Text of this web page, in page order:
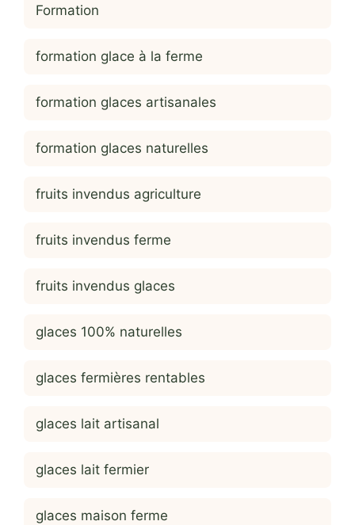
Formation
formation glace à la ferme
formation glaces artisanales
formation glaces naturelles
fruits invendus agriculture
fruits invendus ferme
fruits invendus glaces
glaces 100% naturelles
glaces fermières rentables
glaces lait artisanal
glaces lait fermier
glaces maison ferme